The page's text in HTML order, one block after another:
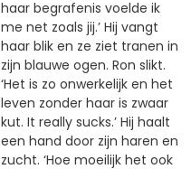
haar begrafenis voelde ik
me net zoals jij.’ Hij vangt
haar blik en ze ziet tranen in
zijn blauwe ogen. Ron slikt.
‘Het is zo onwerkelijk en het
leven zonder haar is zwaar
kut. It really sucks.’ Hij haalt
een hand door zijn haren en
zucht. ‘Hoe moeilijk het ook